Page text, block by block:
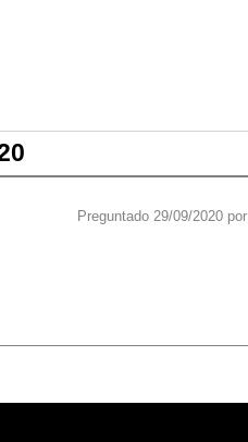
Preguntado 29/09/2020 por